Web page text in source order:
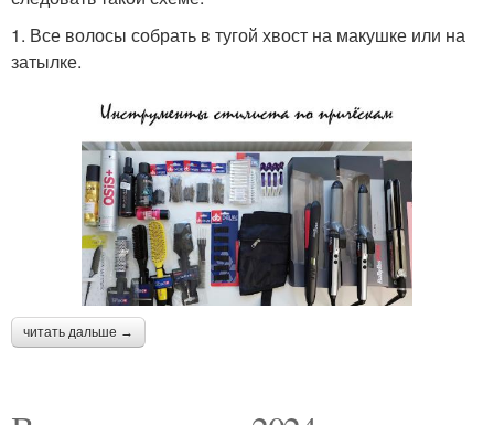
1. Все волосы собрать в тугой хвост на макушке или на
затылке.
читать дальше →